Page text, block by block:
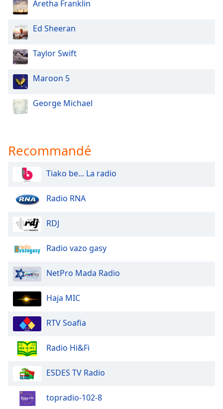
Aretha Franklin
Ed Sheeran
Taylor Swift
Maroon 5
George Michael
Recommandé
Tiako be... La radio
Radio RNA
RDJ
Radio vazo gasy
NetPro Mada Radio
Haja MIC
RTV Soafia
Radio Hi&Fi
ESDES TV Radio
topradio-102-8